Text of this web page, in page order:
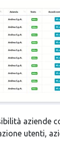
aziende
utenti,